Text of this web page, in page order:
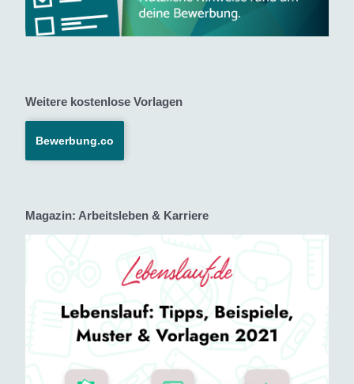
Weitere kostenlose Vorlagen
Bewerbung.co
Magazin: Arbeitsleben & Karriere